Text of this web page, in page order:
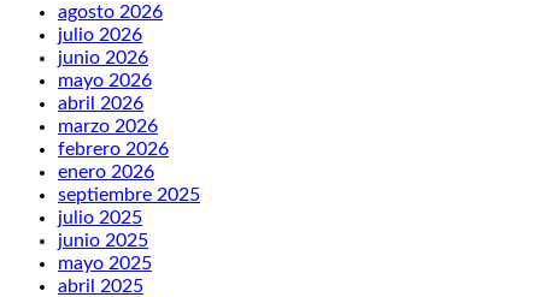
agosto 2026
julio 2026
junio 2026
mayo 2026
abril 2026
marzo 2026
febrero 2026
enero 2026
septiembre 2025
julio 2025
junio 2025
mayo 2025
abril 2025